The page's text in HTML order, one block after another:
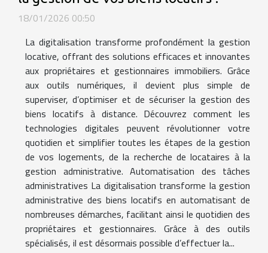
18/01/2026 00:50
La digitalisation transforme profondément la gestion
locative, offrant des solutions efficaces et innovantes
aux propriétaires et gestionnaires immobiliers. Grâce
aux outils numériques, il devient plus simple de
superviser, d’optimiser et de sécuriser la gestion des
biens locatifs à distance. Découvrez comment les
technologies digitales peuvent révolutionner votre
quotidien et simplifier toutes les étapes de la gestion
de vos logements, de la recherche de locataires à la
gestion administrative. Automatisation des tâches
administratives La digitalisation transforme la gestion
administrative des biens locatifs en automatisant de
nombreuses démarches, facilitant ainsi le quotidien des
propriétaires et gestionnaires. Grâce à des outils
spécialisés, il est désormais possible d’effectuer la...